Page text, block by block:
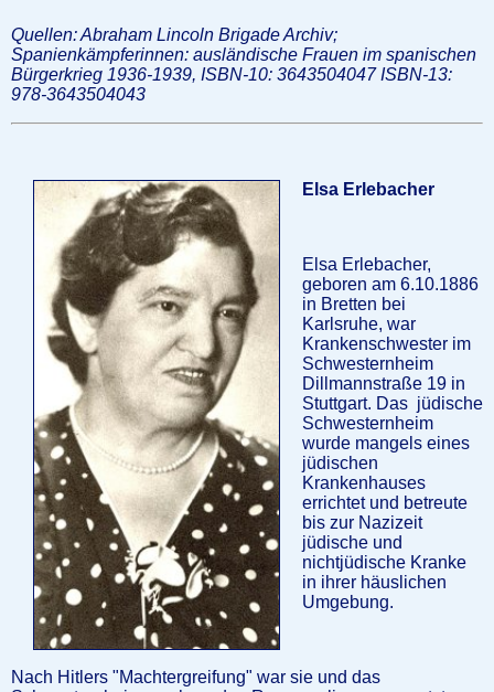
Quellen: Abraham Lincoln Brigade Archiv;
Spanienkämpferinnen: ausländische Frauen im spanischen
Bürgerkrieg 1936-1939, ISBN-10: 3643504047 ISBN-13:
978-3643504043
Elsa Erlebacher
Elsa Erlebacher,
geboren am 6.10.1886
in Bretten bei
Karlsruhe, war
Krankenschwester im
Schwesternheim
Dillmannstraße 19 in
Stuttgart. Das jüdische
Schwesternheim
wurde mangels eines
jüdischen
Krankenhauses
errichtet und betreute
bis zur Nazizeit
jüdische und
nichtjüdische Kranke
in ihrer häuslichen
Umgebung.
Nach Hitlers "Machtergreifung" war sie und das